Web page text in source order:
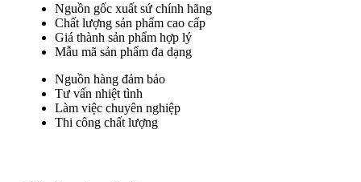
Nguồn gốc xuất sứ chính hãng
Chất lượng sản phẩm cao cấp
Giá thành sản phẩm hợp lý
Mẫu mã sản phẩm đa dạng
Nguồn hàng đảm bảo
Tư vấn nhiệt tình
Làm việc chuyên nghiệp
Thi công chất lượng